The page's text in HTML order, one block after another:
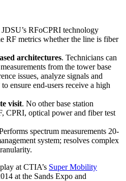
JDSU’s RFoCPRI technology
RF metrics whether the line is fiber
architectures. Technicians can
from the tower base
issues, analyze signals and
ensure end-users receive a high
visit. No other base station
CPRI, optical power and fiber test
spectrum measurements 20-
system; resolves complex
at CTIA’s Super Mobility
at the Sands Expo and